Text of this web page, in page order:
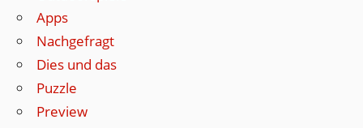
Apps
Nachgefragt
Dies und das
Puzzle
Preview